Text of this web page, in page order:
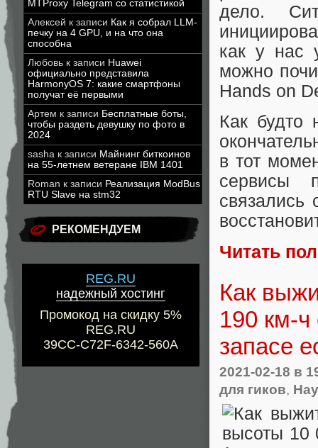
MTProxy Telegram со статистикой
Алексей к записи Как я собрал LLM-
печку на 4 GPU, и на что она
способна
Любовь к записи Huawei
официально представила
HarmonyOS 7: какие смартфоны
получат её первыми
Артем к записи Бесплатные боты,
чтобы раздеть девушку по фото в
2024
sasha к записи Майнинг биткоинов
на 55-летнем ветеране IBM 1401
Roman к записи Реализация ModBus
RTU Slave на stm32
РЕКОМЕНДУЕМ
REG.RU
надежный хостинг
Промокод на скидку 5%
REG.RU
39CC-C72F-6342-560A
дело.
как у нас
можно
Hands on
Как будто
в тот
сервисы
связались
Читать
Как
190 км-
запасе
2021-02-18 в
для гиков,